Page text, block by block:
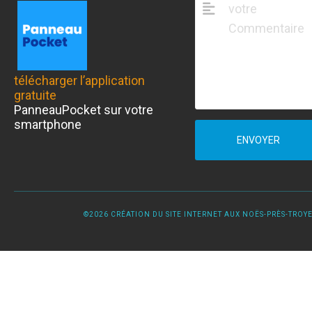
télécharger l’application
gratuite
PanneauPocket sur votre
smartphone
ENVOYER
©2026 CRÉATION DU SITE INTERNET AUX NOËS-PRÈS-